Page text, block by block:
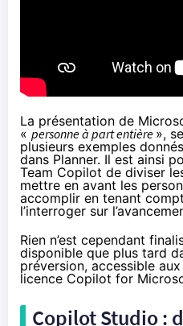
La présentation de
« personne à part entière »,
plusieurs exemples
dans Planner. Il est ainsi
Team Copilot de diviser
mettre en avant les
accomplir en tenant
l’interroger sur
Rien n’est cependant
disponible que plus tard
préversion, accessible
licence Copilot for
Copilot Studio :